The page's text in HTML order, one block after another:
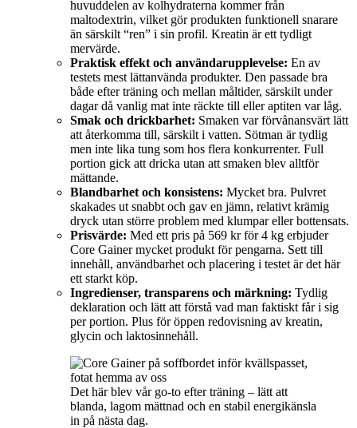
huvuddelen av kolhydraterna kommer från
maltodextrin, vilket gör produkten funktionell snarare
än särskilt “ren” i sin profil. Kreatin är ett tydligt
mervärde.
Praktisk effekt och användarupplevelse: En av
testets mest lättanvända produkter. Den passade bra
både efter träning och mellan måltider, särskilt under
dagar då vanlig mat inte räckte till eller aptiten var låg.
Smak och drickbarhet: Smaken var förvånansvärt lätt
att återkomma till, särskilt i vatten. Sötman är tydlig
men inte lika tung som hos flera konkurrenter. Full
portion gick att dricka utan att smaken blev alltför
mättande.
Blandbarhet och konsistens: Mycket bra. Pulvret
skakades ut snabbt och gav en jämn, relativt krämig
dryck utan större problem med klumpar eller bottensats.
Prisvärde: Med ett pris på 569 kr för 4 kg erbjuder
Core Gainer mycket produkt för pengarna. Sett till
innehåll, användbarhet och placering i testet är det här
ett starkt köp.
Ingredienser, transparens och märkning: Tydlig
deklaration och lätt att förstå vad man faktiskt får i sig
per portion. Plus för öppen redovisning av kreatin,
glycin och laktosinnehåll.
Det här blev vår go-to efter träning – lätt att
blanda, lagom mättnad och en stabil energikänsla
in på nästa dag.